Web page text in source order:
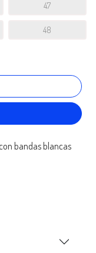
47
48
bandas blancas